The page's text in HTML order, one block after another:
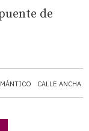
CALLE ANCHA
de